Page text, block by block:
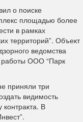
о поиске
площадью более
в рамках
территорий”. Объект
ведомства
работы ООО “Парк
приняли три
видимость
контракта. В